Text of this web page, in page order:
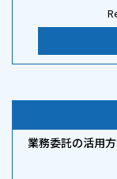
業務委託の活用